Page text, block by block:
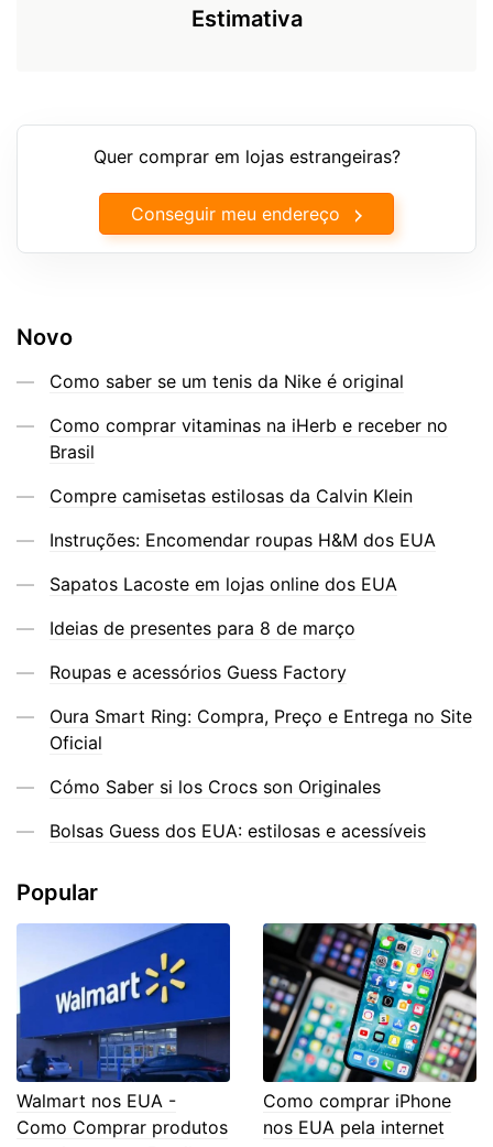
Estimativa
Quer comprar em lojas estrangeiras?
Conseguir meu endereço
Novo
Como saber se um tenis da Nike é original
Como comprar vitaminas na iHerb e receber no
Brasil
Compre camisetas estilosas da Calvin Klein
Instruções: Encomendar roupas H&M dos EUA
Sapatos Lacoste em lojas online dos EUA
Ideias de presentes para 8 de março
Roupas e acessórios Guess Factory
Oura Smart Ring: Compra, Preço e Entrega no Site
Oficial
Cómo Saber si los Crocs son Originales
Bolsas Guess dos EUA: estilosas e acessíveis
Popular
Walmart nos EUA -
Como Comprar produtos
Como comprar iPhone
nos EUA pela internet